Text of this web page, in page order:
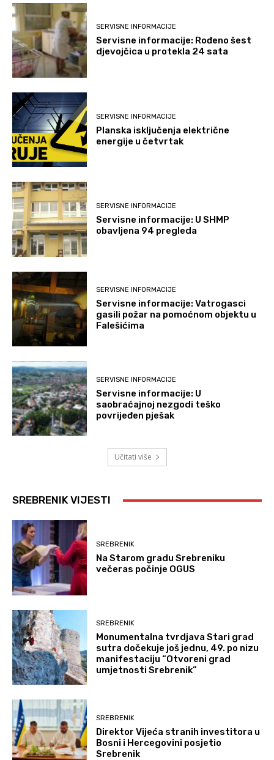
SERVISNE INFORMACIJE
Servisne informacije: Rođeno šest
djevojčica u protekla 24 sata
SERVISNE INFORMACIJE
Planska isključenja električne
energije u četvrtak
SERVISNE INFORMACIJE
Servisne informacije: U SHMP
obavljena 94 pregleda
SERVISNE INFORMACIJE
Servisne informacije: Vatrogasci
gasili požar na pomoćnom objektu u
Falešićima
SERVISNE INFORMACIJE
Servisne informacije: U
saobraćajnoj nezgodi teško
povrijeđen pješak
Učitati više
SREBRENIK VIJESTI
SREBRENIK
Na Starom gradu Srebreniku
večeras počinje OGUS
SREBRENIK
Monumentalna tvrdjava Stari grad
sutra dočekuje još jednu, 49. po nizu
manifestaciju “Otvoreni grad
umjetnosti Srebrenik”
SREBRENIK
Direktor Vijeća stranih investitora u
Bosni i Hercegovini posjetio
Srebrenik